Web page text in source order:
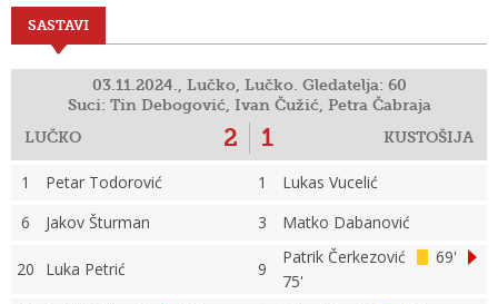
SASTAVI
03.11.2024., Lučko, Lučko. Gledatelja: 60
Suci: Tin Debogović, Ivan Čužić, Petra Čabraja
LUČKO
2 KUSTOŠIJA
1
1 Petar Todorović 1
Lukas Vucelić
6
Jakov Šturman 3 Matko Dabanović
20 Luka Petrić 9
Patrik Čerkezović
69'
75'